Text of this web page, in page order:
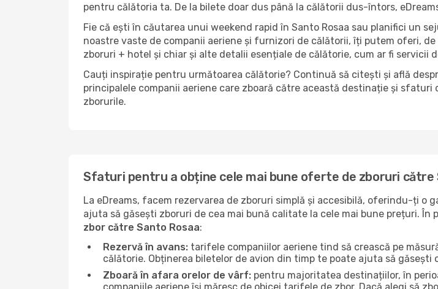
pentru călătoria ta. De la bilete doar dus până la călătorii dus-întors,
Fie că ești în căutarea unui weekend rapid în Santo Rosaa sau planifici un
noastre vaste de companii aeriene și furnizori de călătorii, îți putem oferi,
zboruri + hotel și chiar și alte detalii esențiale de călătorie, cum ar fi
Cauți inspirație pentru următoarea călătorie? Continuă să citești și află
principalele companii aeriene care zboară către această destinație și
zborurile.
Sfaturi pentru a obține cele mai bune oferte de zboruri către
La eDreams, facem rezervarea de zboruri simplă și accesibilă, oferindu-ți o
ajuta să găsești zboruri de cea mai bună calitate la cele mai bune prețuri. În
zbor către Santo Rosaa:
Rezervă în avans: tarifele companiilor aeriene tind să crească pe
călătorie. Obținerea biletelor de avion din timp te poate ajuta să găsești
Zboară în afara orelor de vârf: pentru majoritatea destinațiilor, în